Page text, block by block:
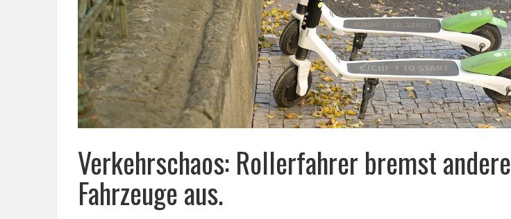
Verkehrschaos: Rollerfahrer bremst andere
Fahrzeuge aus.